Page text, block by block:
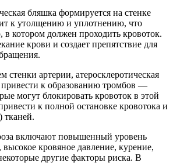
бляшка формируется на стенке
к утолщению и уплотнению, что
в котором должен проходить кровоток.
крови и создает препятствие для
стенки артерии, атеросклеротическая
к образованию тромбов —
могут блокировать кровоток в этой
к полной остановке кровотока и
тканей.
включают повышенный уровень
высокое кровяное давление, курение,
другие факторы риска. В